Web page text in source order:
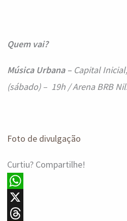
Quem vai?
Música Urbana – Capital
(sábado) – 19h / Arena BRB
Foto de divulgação
Curtiu? Compartilhe!
W
hX